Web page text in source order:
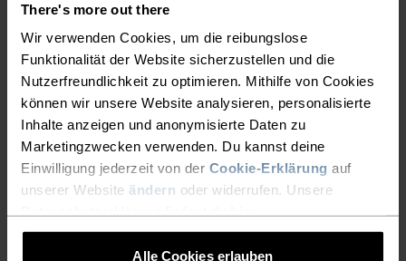
There's more out there
Wir verwenden Cookies, um die reibungslose
Funktionalität der Website sicherzustellen und die
Nutzerfreundlichkeit zu optimieren. Mithilfe von Cookies
können wir unsere Website analysieren, personalisierte
Inhalte anzeigen und anonymisierte Daten zu
Marketingzwecken verwenden. Du kannst deine
Einwilligung jederzeit von der Cookie-Erklärung auf
unserer Website ändern oder widerrufen. Unsere
Alle Cookies erlauben
mit grösster Sorgfalt aus Recyclingfasern
hergestellt, um dir das optimale Gleichgewicht
zwischen Wärme und Atmungsaktivität zu bieten.
Der Mix aus Merinowolle und recyceltem
Polyester vorne am Oberkörper, an den
Oberarmen und innen an der Kapuze spendet
genau dort Wärme, wo du sie brauchst. Unten an
den Ärmeln, seitlich und hinten leitet das
Merinomischgewebe mit Gitterstruktur Schweiss
effizient ab. Ein weiteres Plus: In den drei